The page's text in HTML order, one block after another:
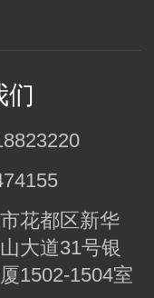
们
花都区新华
大道31号银
1502-1504室